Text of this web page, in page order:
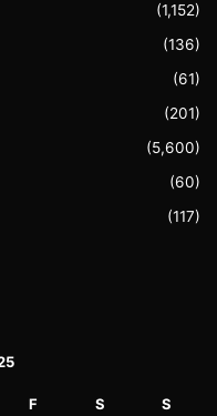
(1,152)
(136)
(61)
(201)
(5,600)
(60)
(117)
F S S